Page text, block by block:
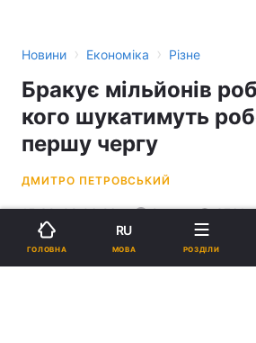
Новини › Економіка › Різне
Бракує мільйонів
кого шукатимуть
першу чергу
ДМИТРО ПЕТРОВСЬКИЙ
15:32, 08.06.26 2 хв. 3761
Підпишіться на
ГОЛОВНА
RU
МОВА РОЗДІЛИ